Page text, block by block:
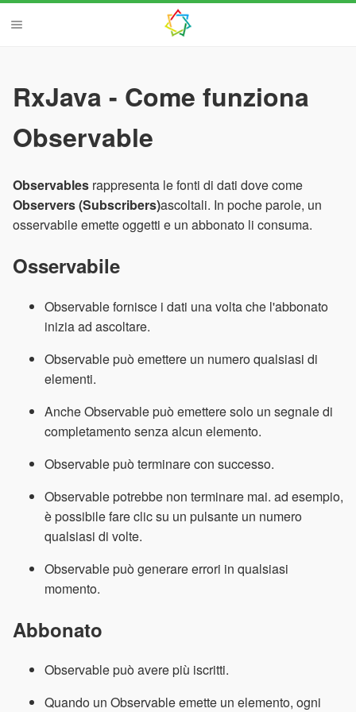
RxJava - Come funziona
Observable
Observables rappresenta le fonti di dati dove come
Observers (Subscribers)ascoltali. In poche parole, un
osservabile emette oggetti e un abbonato li consuma.
Osservabile
Observable fornisce i dati una volta che l'abbonato
inizia ad ascoltare.
Observable può emettere un numero qualsiasi di
elementi.
Anche Observable può emettere solo un segnale di
completamento senza alcun elemento.
Observable può terminare con successo.
Observable potrebbe non terminare mai. ad esempio,
è possibile fare clic su un pulsante un numero
qualsiasi di volte.
Observable può generare errori in qualsiasi
momento.
Abbonato
Observable può avere più iscritti.
Quando un Observable emette un elemento, ogni